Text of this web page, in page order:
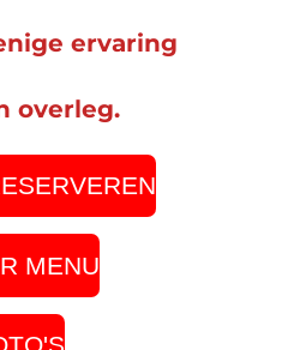
ervaring
overleg.
MENU